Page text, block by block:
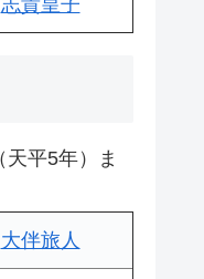
志貴皇子
平5年）ま
大伴旅人